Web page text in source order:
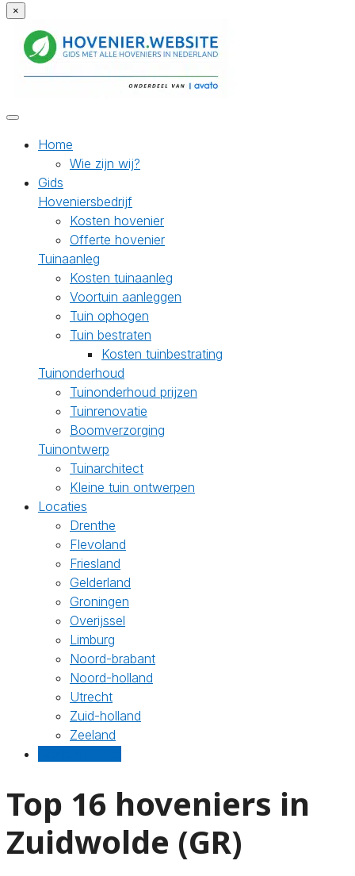
×
Home
Wie zijn wij?
Gids
Hoveniersbedrijf
Kosten hovenier
Offerte hovenier
Tuinaanleg
Kosten tuinaanleg
Voortuin aanleggen
Tuin ophogen
Tuin bestraten
Kosten tuinbestrating
Tuinonderhoud
Tuinonderhoud prijzen
Tuinrenovatie
Boomverzorging
Tuinontwerp
Tuinarchitect
Kleine tuin ontwerpen
Locaties
Drenthe
Flevoland
Friesland
Gelderland
Groningen
Overijssel
Limburg
Noord-brabant
Noord-holland
Utrecht
Zuid-holland
Zeeland
Top 16 hoveniers in
Zuidwolde (GR)